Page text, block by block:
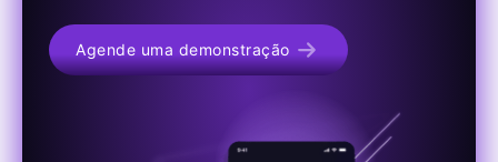
Agende uma demonstração